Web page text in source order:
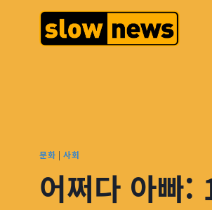
문화 | 사회
어쩌다 아빠: